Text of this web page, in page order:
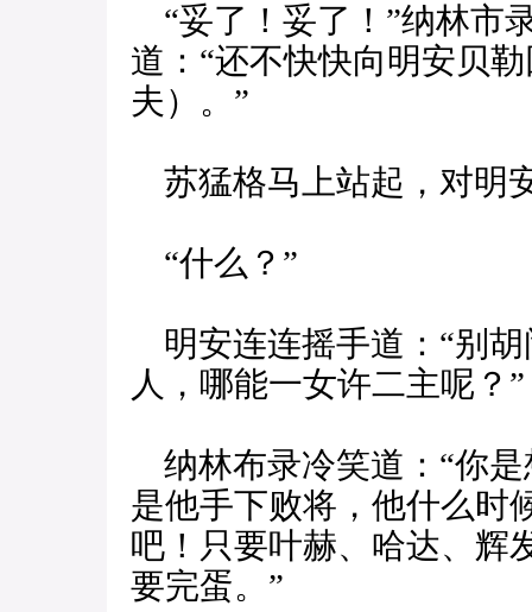
“妥了！妥了！”纳林市
道：“还不快快向明安贝
夫）。”
苏猛格马上站起，对明
“什么？”
明安连连摇手道：“别
人，哪能一女许二主呢？”
纳林布录冷笑道：“你
是他手下败将，他什么时
吧！只要叶赫、哈达、辉
要完蛋。”